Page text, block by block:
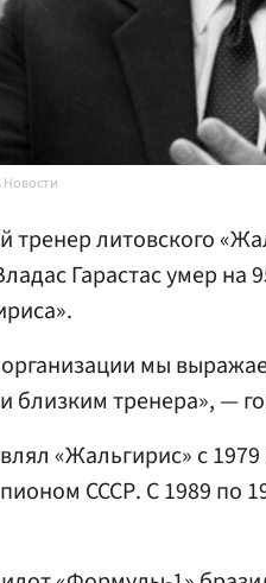
тренер литовского
Гарастас умер на
мы
близким тренера», —
«Жальгирис» с
СССР. С 1989 по